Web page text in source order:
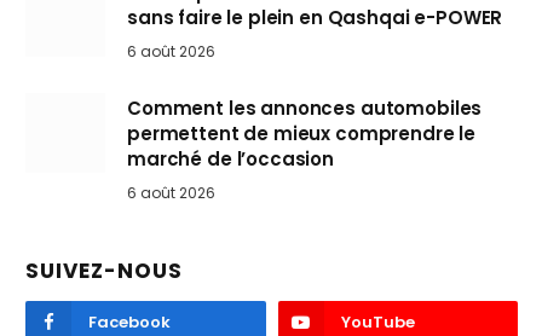
sans faire le plein en Qashqai e-POWER
6 août 2026
Comment les annonces automobiles
permettent de mieux comprendre le
marché de l’occasion
6 août 2026
SUIVEZ-NOUS
Facebook YouTube